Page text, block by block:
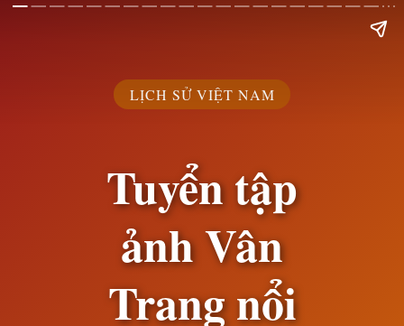
LỊCH SỬ VIỆT NAM
Tuyển tập
ảnh Vân
Trang nổi